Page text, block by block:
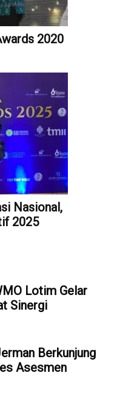
2020
Nasional,
2025
Lotim Gelar
Sinergi
Berkunjung
Asesmen